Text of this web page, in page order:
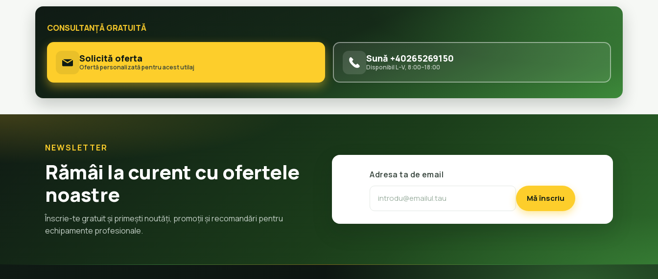
CONSULTANȚĂ GRATUITĂ
Solicită oferta
Ofertă personalizată pentru acest utilaj
Sună +40265269150
Disponibil L–V, 8:00–18:00
NEWSLETTER
Rămâi la curent cu ofertele
noastre
Înscrie-te gratuit și primești noutăți, promoții și recomandări pentru
echipamente profesionale.
Adresa ta de email
Mă înscriu